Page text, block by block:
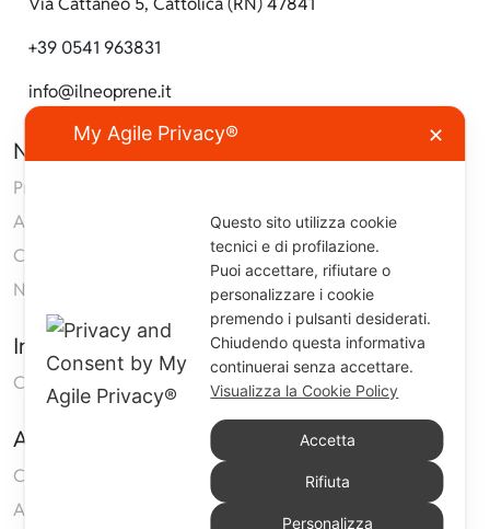
+39 0541 963831
info@ilneoprene.it
Navigazione
Prodotti
Azienda
Contatti
Neoprene
Informazioni
Condizioni generali di vendita
Area Clienti
Carrello
Accedi
My Agile Privacy® ✕
Questo sito utilizza cookie
tecnici e di profilazione.
Puoi accettare, rifiutare o
personalizzare i cookie
premendo i pulsanti desiderati.
Chiudendo questa informativa
continuerai senza accettare.
Visualizza la Cookie Policy
Accetta
Rifiuta
Personalizza